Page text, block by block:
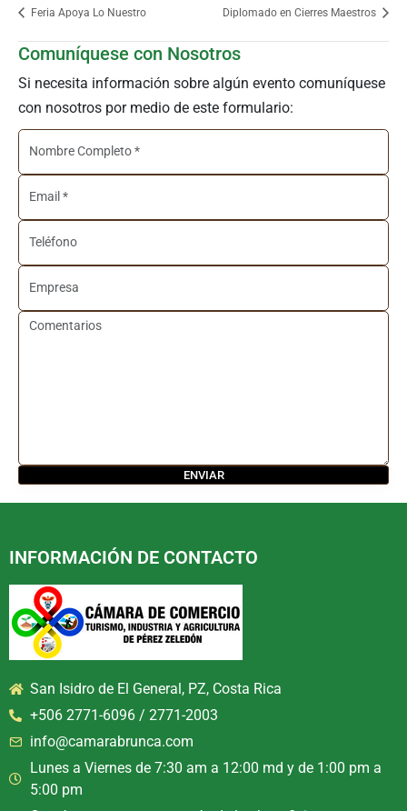
Feria Apoya Lo Nuestro Diplomado en Cierres Maestros
Comuníquese con Nosotros
Si necesita información sobre algún evento comuníquese
con nosotros por medio de este formulario:
INFORMACIÓN DE CONTACTO
San Isidro de El General, PZ, Costa Rica
+506 2771-6096 / 2771-2003
info@camarabrunca.com
Lunes a Viernes de 7:30 am a 12:00 md y de 1:00 pm a
5:00 pm